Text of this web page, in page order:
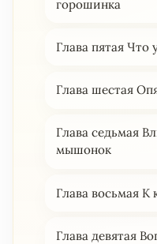
горошинка
Глава пятая Что
Глава шестая
Глава седьмая
мышонок
Глава восьмая К
Глава девятая